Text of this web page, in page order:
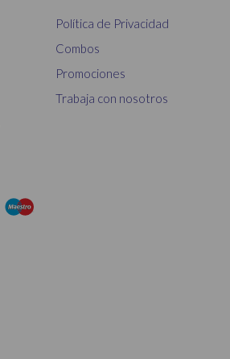
Política de Privacidad
Combos
Promociones
Trabaja con nosotros